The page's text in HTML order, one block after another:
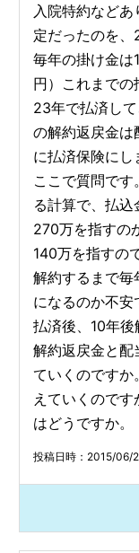
入院特約など
定だったのを、
毎年の掛け金
円）これまでの
23年で払済し
の解約返戻金は
に払済保険にし
ここで質問で
る計算で、払
270万を指すの
140万を指すの
解約するまで毎
になるのか不安
払済後、10年
解約返戻金と配
ていくのですか
えていくので
はどうですか。
投稿日時：2015/06/